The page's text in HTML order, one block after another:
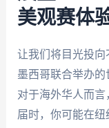
美观赛体
让我们将目光投向
墨西哥联合举办的
对于海外华人而言
届时，你可能在